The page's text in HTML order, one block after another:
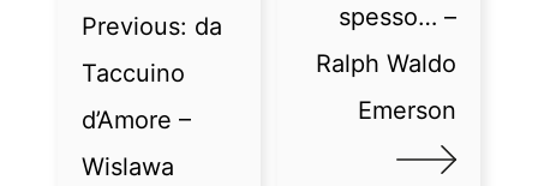
Previous: da
Taccuino
d’Amore –
Wislawa
spesso… –
Ralph Waldo
Emerson